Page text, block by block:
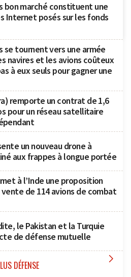
bon marché constituent une
Internet posés sur les fonds
se tournent vers une armée
navires et les avions coûteux
à eux seuls pour gagner une
remporte un contrat de 1,6
pour un réseau satellitaire
un nouveau drone à
aux frappes à longue portée
à l’Inde une proposition
de 114 avions de combat
le Pakistan et la Turquie
de défense mutuelle
DÉFENSE 